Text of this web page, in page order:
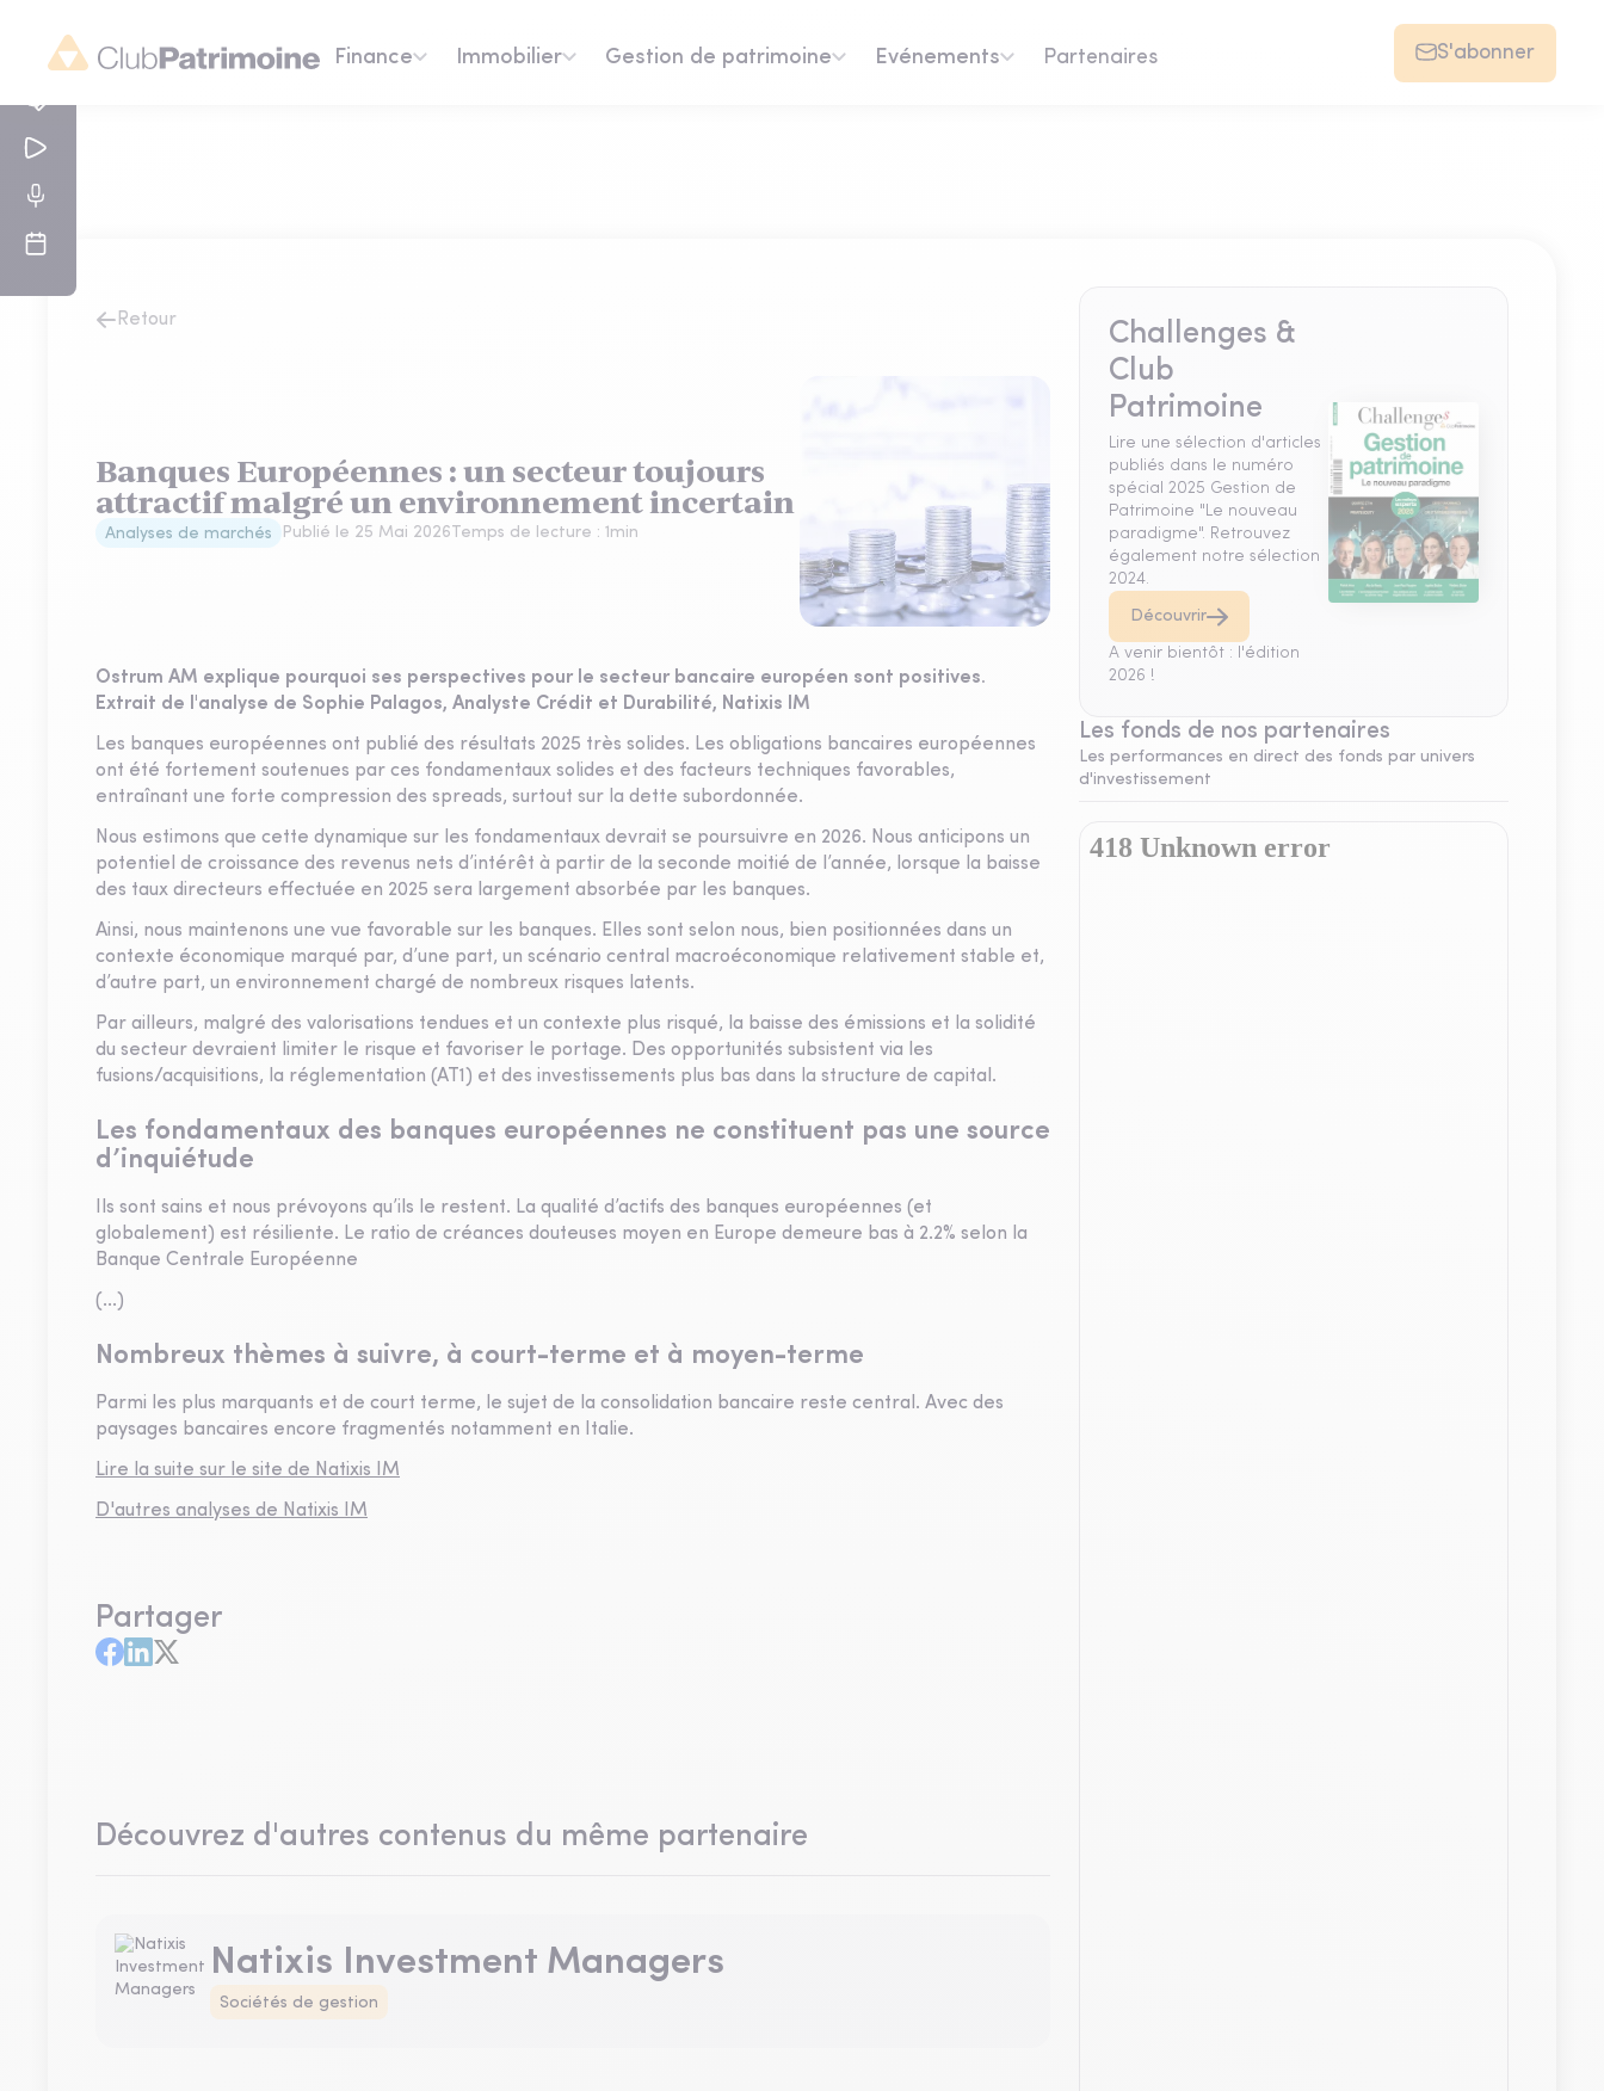
Finance Immobilier Gestion de patrimoine Evénements Partenaires S'abonner
Retour
Banques Européennes : un secteur toujours
attractif malgré un environnement incertain
Analyses de marchés Publié le 25 Mai 2026Temps de lecture : 1min
Ostrum AM explique pourquoi ses perspectives pour le secteur bancaire européen sont positives.
Extrait de l'analyse de Sophie Palagos, Analyste Crédit et Durabilité, Natixis IM
Les banques européennes ont publié des résultats 2025 très solides. Les obligations bancaires européennes
ont été fortement soutenues par ces fondamentaux solides et des facteurs techniques favorables,
entraînant une forte compression des spreads, surtout sur la dette subordonnée.
Nous estimons que cette dynamique sur les fondamentaux devrait se poursuivre en 2026. Nous anticipons un
potentiel de croissance des revenus nets d’intérêt à partir de la seconde moitié de l’année, lorsque la baisse
des taux directeurs effectuée en 2025 sera largement absorbée par les banques.
Ainsi, nous maintenons une vue favorable sur les banques. Elles sont selon nous, bien positionnées dans un
contexte économique marqué par, d’une part, un scénario central macroéconomique relativement stable et,
d’autre part, un environnement chargé de nombreux risques latents.
Par ailleurs, malgré des valorisations tendues et un contexte plus risqué, la baisse des émissions et la solidité
du secteur devraient limiter le risque et favoriser le portage. Des opportunités subsistent via les
fusions/acquisitions, la réglementation (AT1) et des investissements plus bas dans la structure de capital.
Les fondamentaux des banques européennes ne constituent pas une source
d’inquiétude
Ils sont sains et nous prévoyons qu’ils le restent. La qualité d’actifs des banques européennes (et
globalement) est résiliente. Le ratio de créances douteuses moyen en Europe demeure bas à 2.2% selon la
Banque Centrale Européenne
(...)
Nombreux thèmes à suivre, à court-terme et à moyen-terme
Parmi les plus marquants et de court terme, le sujet de la consolidation bancaire reste central. Avec des
paysages bancaires encore fragmentés notamment en Italie.
Lire la suite sur le site de Natixis IM
D'autres analyses de Natixis IM
Partager
Découvrez d'autres contenus du même partenaire
Natixis Investment Managers
Sociétés de gestion
Challenges &
Club
Patrimoine
Lire une sélection d'articles
publiés dans le numéro
spécial 2025 Gestion de
Patrimoine "Le nouveau
paradigme". Retrouvez
également notre sélection
2024.
Découvrir
A venir bientôt : l'édition
2026 !
Les fonds de nos partenaires
Les performances en direct des fonds par univers
d'investissement